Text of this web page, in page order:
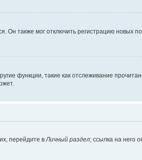
Он также мог отключить регистрацию новых
функции, такие как отслеживание
перейдите вЛичный раздел; ссылка на него